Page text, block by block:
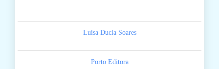
Luisa Ducla Soares
Porto Editora